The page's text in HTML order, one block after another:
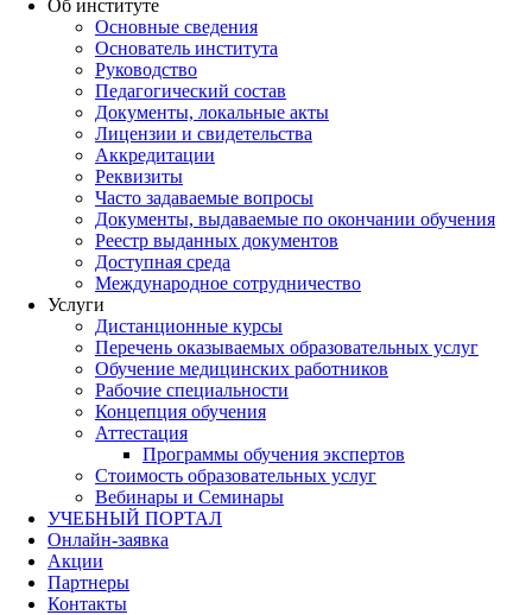
Об институте
Основные сведения
Основатель института
Руководство
Педагогический состав
Документы, локальные акты
Лицензии и свидетельства
Аккредитации
Реквизиты
Часто задаваемые вопросы
Документы, выдаваемые по окончании обучения
Реестр выданных документов
Доступная среда
Международное сотрудничество
Услуги
Дистанционные курсы
Перечень оказываемых образовательных услуг
Обучение медицинских работников
Рабочие специальности
Концепция обучения
Аттестация
Программы обучения экспертов
Стоимость образовательных услуг
Вебинары и Семинары
УЧЕБНЫЙ ПОРТАЛ
Онлайн-заявка
Акции
Партнеры
Контакты